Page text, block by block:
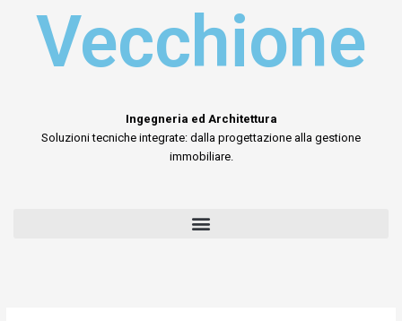
Vecchione
Ingegneria ed Architettura
Soluzioni tecniche integrate: dalla progettazione alla gestione
immobiliare.